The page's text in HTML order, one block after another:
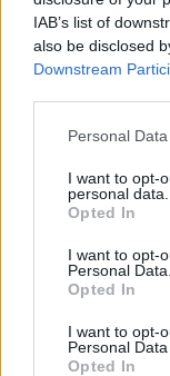
IAB’s list of
also be disclosed
Downstream
Please note that
not limited to your
grant or deny
use your data for
consent section.
Personal
I want to opt-
personal data.
Opted In
I want to opt-
Personal Data.
Opted In
I want to opt-
Personal
Opted In
machiază-te,
necesar pentru
tresalte doar
Trucuri